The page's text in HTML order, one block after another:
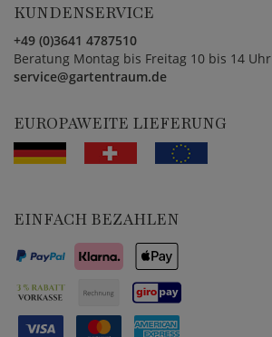
KUNDENSERVICE
+49 (0)3641 4787510
Beratung Montag bis Freitag 10 bis 14 Uhr
service@gartentraum.de
EUROPAWEITE LIEFERUNG
EINFACH BEZAHLEN